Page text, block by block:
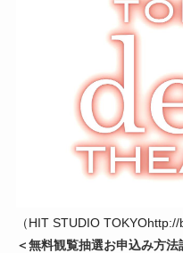
（HIT STUDIO TOKYOhttp://
＜無料観覧抽選お申込み方